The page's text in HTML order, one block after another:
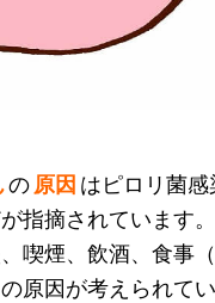
の 原因 はピロリ菌
指摘されています
喫煙、飲酒、食事
原因が考えられて